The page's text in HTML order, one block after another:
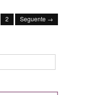
2 Seguente →